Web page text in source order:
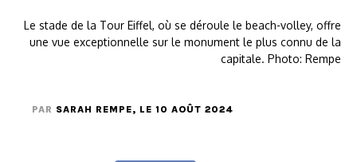
Le stade de la Tour Eiffel, où se déroule le beach-volley, offre
une vue exceptionnelle sur le monument le plus connu de la
capitale. Photo: Rempe
PAR SARAH REMPE, LE 10 AOÛT 2024